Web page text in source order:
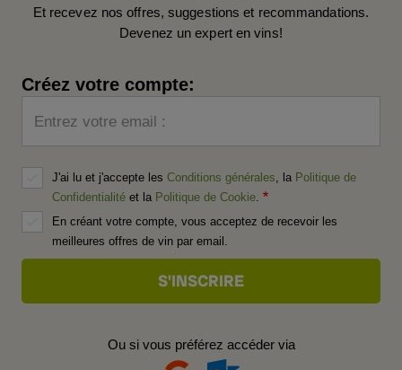
Et recevez nos offres, suggestions et recommandations.
Devenez un expert en vins!
Créez votre compte:
Entrez votre email :
J'ai lu et j'accepte les Conditions générales , la Politique de
Confidentialité et la Politique de Cookie
En créant votre compte, vous acceptez de recevoir les
meilleures offres de vin par email.
Ou si vous préférez accéder via